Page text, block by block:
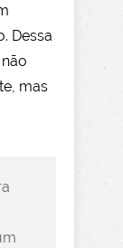
Dessa
mas